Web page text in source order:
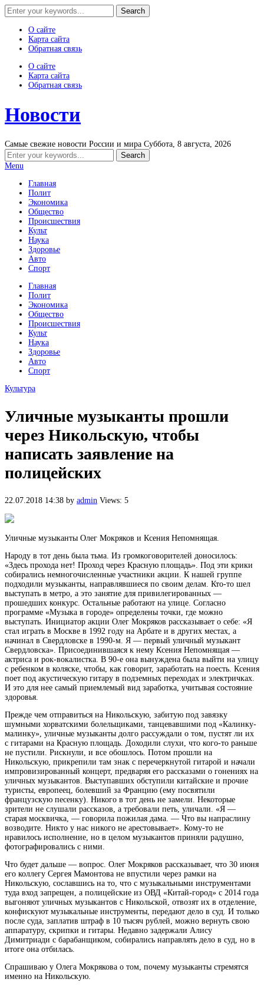
О сайте
Карта сайта
Обратная связь
О сайте
Карта сайта
Обратная связь
Новости
Самые свежие новости России и мира Суббота, 8 августа, 2026
Menu
Главная
Полит
Экономика
Общество
Происшествия
Культ
Наука
Здоровье
Авто
Спорт
Главная
Полит
Экономика
Общество
Происшествия
Культ
Наука
Здоровье
Авто
Спорт
Культура
Уличные музыканты прошли
через Никольскую, чтобы
написать заявление на
полицейских
22.07.2018 14:38 by admin Views: 5
Уличные музыканты Олег Мокряков и Ксения Непомнящая.
Народу в тот день была тьма. Из громкоговорителей доносилось:
«Здесь прохода нет! Проход через Красную площадь». Под эти крики
собирались немногочисленные участники акции. К нашей группе
подходили музыканты, направлявшиеся по своим делам. Кто-то шел
выступать в метро, а это занятие для привилегированных —
прошедших конкурс. Остальные работают на улице. Согласно
программе «Музыка в городе» определены точки, где можно
выступать. Инициатор акции Олег Мокряков рассказывает о себе: «Я
стал играть в Москве в 1992 году на Арбате и в других местах, а
начинал в Свердловске в 1990-м. Я — первый уличный музыкант
Свердловска». Присоединившаяся к нему Ксения Непомнящая —
актриса и рок-вокалистка. В 90-е она вынуждена была выйти на улицу
с ребенком в коляске, чтобы, как говорит, заработать на поесть. Ксения
поет под акустическую гитару в подземных переходах и электричках.
И это для нее самый приемлемый вид заработка, учитывая состояние
здоровья.
Прежде чем отправиться на Никольскую, забитую под завязку
шумными хорватскими болельщиками, танцевавшими под «Калинку-
малинку», уличные музыканты долго рассуждали о том, пустят ли их
с гитарами на Красную площадь. Доходили слухи, что кого-то раньше
не пустили. Рискнули, и все обошлось. Потом прошли на
Никольскую, прикрепили там знак с перечеркнутой гитарой и начали
импровизированный концерт, предваряя его рассказами о гонениях на
уличных музыкантов. Выступавших обступили китайские и прочие
туристы, европеец, болевший за Францию (ему посвятили
французскую песенку). Никого в тот день не замели. Некоторые
зрители не слушали рассказов, а требовали петь, уличали. «Я —
старая москвичка, — говорила пожилая дама. — Что вы напраслину
возводите. Никто у нас никого не арестовывает». Кому-то не
нравилось исполнение, но в целом музыкантов приняли радушно,
фотографировались с ними.
Что будет дальше — вопрос. Олег Мокряков рассказывает, что 30 июня
его коллегу Сергея Мамонтова не впустили через рамки на
Никольскую, сославшись на то, что с музыкальными инструментами
туда вход запрещен, а полицейские из ОВД «Китай-город» с 2014 года
выгоняют уличных музыкантов с Никольской, отвозят их в отделение,
конфискуют музыкальные инструменты, передают дело в суд. И только
после суда, заплатив штраф в 10 тысяч рублей, можно вернуть свою
аппаратуру, скрипки и гитары. Недавно задержали Алису
Димитриади с барабанщиком, собирались направлять дело в суд, но в
итоге она отбилась.
Спрашиваю у Олега Мокрякова о том, почему музыканты стремятся
именно на Никольскую.